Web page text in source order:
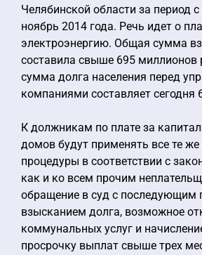
Челябинской области за период
ноябрь 2014 года. Речь идет о
электроэнергию. Общая сумма
составила свыше 695 миллионов
сумма долга населения перед
компаниями составляет сегодня
К должникам по плате за
домов будут применять все те
процедуры в соответствии с
как и ко всем прочим
обращение в суд с последующим
взысканием долга, возможное
коммунальных услуг и
просрочку выплат свыше трех